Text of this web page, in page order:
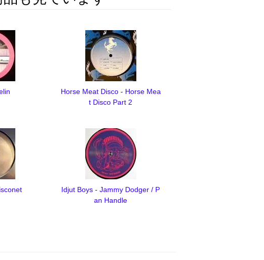
Horse Meat Disco - Horse Mea
t Disco Part 2
Idjut Boys - Jammy Dodger / P
an Handle